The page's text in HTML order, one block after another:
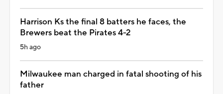
Harrison Ks the final 8 batters he faces, the
Brewers beat the Pirates 4-2
5h ago
Milwaukee man charged in fatal shooting of his
father